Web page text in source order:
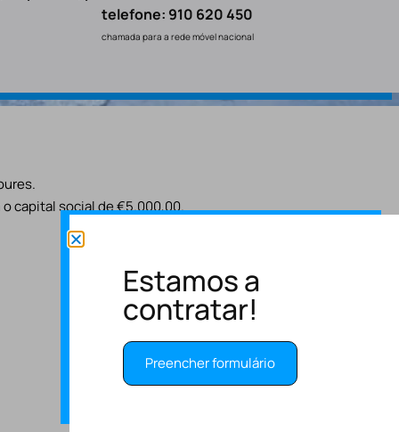
telefone: 910 620 450
chamada para a rede móvel nacional
o capital social de €5.000,00.
Estamos a
contratar!
Preencher formulário